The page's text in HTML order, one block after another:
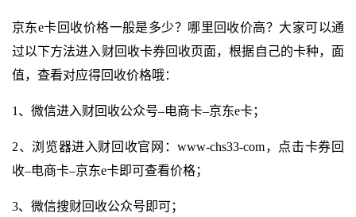
京东e卡回收价格一般是多少？哪里回收价高？大家可以通
过以下方法进入财回收卡券回收页面，根据自己的卡种，面
值，查看对应得回收价格哦：
1、微信进入财回收公众号–电商卡–京东e卡；
2、浏览器进入财回收官网：www-chs33-com，点击卡券回
收–电商卡–京东e卡即可查看价格；
3、微信搜财回收公众号即可；